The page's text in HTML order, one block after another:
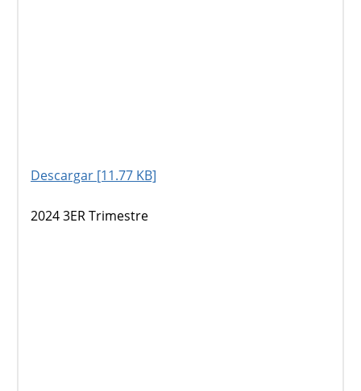
Descargar [11.77 KB]
2024 3ER Trimestre